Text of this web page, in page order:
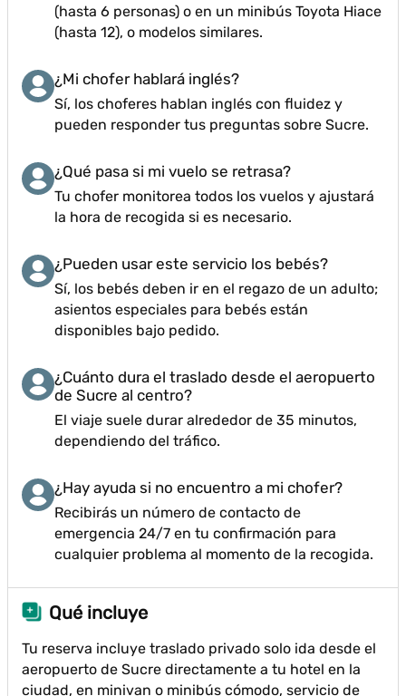
(hasta 6 personas) o en un minibús Toyota Hiace
(hasta 12), o modelos similares.
¿Mi chofer hablará inglés?
Sí, los choferes hablan inglés con fluidez y
pueden responder tus preguntas sobre Sucre.
¿Qué pasa si mi vuelo se retrasa?
Tu chofer monitorea todos los vuelos y ajustará
la hora de recogida si es necesario.
¿Pueden usar este servicio los bebés?
Sí, los bebés deben ir en el regazo de un adulto;
asientos especiales para bebés están
disponibles bajo pedido.
¿Cuánto dura el traslado desde el aeropuerto
de Sucre al centro?
El viaje suele durar alrededor de 35 minutos,
dependiendo del tráfico.
¿Hay ayuda si no encuentro a mi chofer?
Recibirás un número de contacto de
emergencia 24/7 en tu confirmación para
cualquier problema al momento de la recogida.
Qué incluye
Tu reserva incluye traslado privado solo ida desde el
aeropuerto de Sucre directamente a tu hotel en la
ciudad, en minivan o minibús cómodo, servicio de